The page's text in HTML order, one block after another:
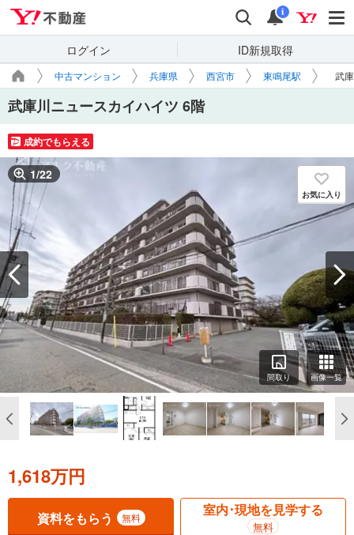
検索 通知
i
ログイン ID新規取得
中古マンション 兵庫県 西宮市 東鳴尾駅 武
武庫川ニュースカイハイツ 6階
成約でもらえる
1/22
お気に入り
間取り 画像一覧
1,618万円
資料をもらう 無料 室内･現地を見学する
無料